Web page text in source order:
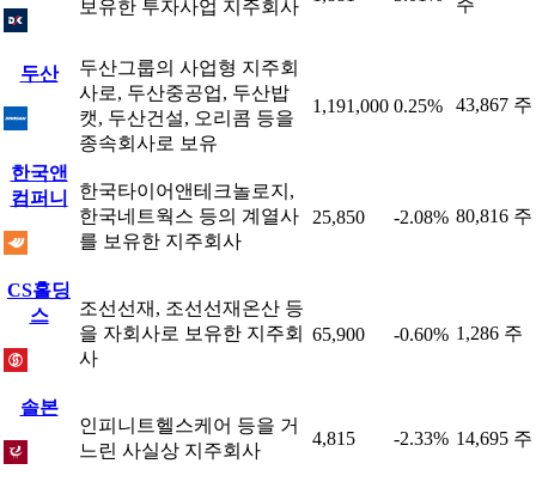
보유한 투자사업 지주회사 주
두산
두산그룹의 사업형 지주회
사로, 두산중공업, 두산밥
캣, 두산건설, 오리콤 등을
종속회사로 보유
1,191,000 0.25% 43,867 주
한국앤
컴퍼니
한국타이어앤테크놀로지,
한국네트웍스 등의 계열사
를 보유한 지주회사
25,850 -2.08% 80,816 주
CS홀딩
스
조선선재, 조선선재온산 등
을 자회사로 보유한 지주회
사
65,900 -0.60% 1,286 주
솔본
인피니트헬스케어 등을 거
느린 사실상 지주회사
4,815 -2.33% 14,695 주